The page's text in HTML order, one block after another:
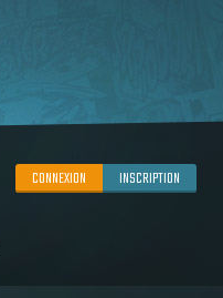
CONNEXION INSCRIPTION